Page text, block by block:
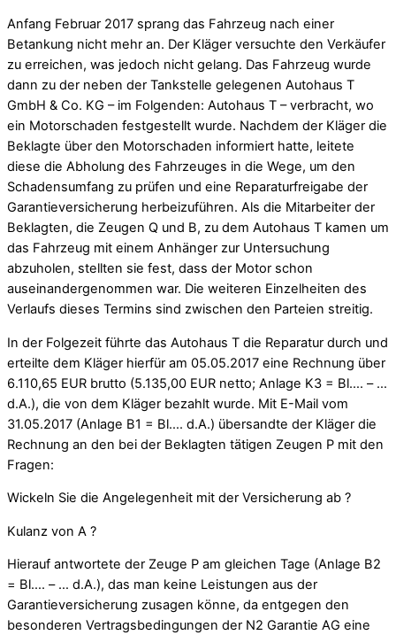
Anfang Februar 2017 sprang das Fahrzeug nach einer
Betankung nicht mehr an. Der Kläger versuchte den Verkäufer
zu erreichen, was jedoch nicht gelang. Das Fahrzeug wurde
dann zu der neben der Tankstelle gelegenen Autohaus T
GmbH & Co. KG – im Folgenden: Autohaus T – verbracht, wo
ein Motorschaden festgestellt wurde. Nachdem der Kläger die
Beklagte über den Motorschaden informiert hatte, leitete
diese die Abholung des Fahrzeuges in die Wege, um den
Schadensumfang zu prüfen und eine Reparaturfreigabe der
Garantieversicherung herbeizuführen. Als die Mitarbeiter der
Beklagten, die Zeugen Q und B, zu dem Autohaus T kamen um
das Fahrzeug mit einem Anhänger zur Untersuchung
abzuholen, stellten sie fest, dass der Motor schon
auseinandergenommen war. Die weiteren Einzelheiten des
Verlaufs dieses Termins sind zwischen den Parteien streitig.
In der Folgezeit führte das Autohaus T die Reparatur durch und
erteilte dem Kläger hierfür am 05.05.2017 eine Rechnung über
6.110,65 EUR brutto (5.135,00 EUR netto; Anlage K3 = Bl…. – …
d.A.), die von dem Kläger bezahlt wurde. Mit E-Mail vom
31.05.2017 (Anlage B1 = Bl…. d.A.) übersandte der Kläger die
Rechnung an den bei der Beklagten tätigen Zeugen P mit den
Fragen:
Wickeln Sie die Angelegenheit mit der Versicherung ab ?
Kulanz von A ?
Hierauf antwortete der Zeuge P am gleichen Tage (Anlage B2
= Bl…. – … d.A.), das man keine Leistungen aus der
Garantieversicherung zusagen könne, da entgegen den
besonderen Vertragsbedingungen der N2 Garantie AG eine